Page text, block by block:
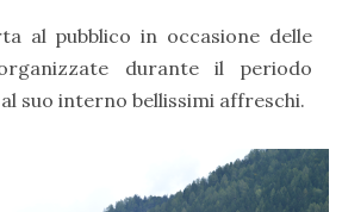
al pubblico in occasione delle
durante il periodo
suo interno bellissimi affreschi.